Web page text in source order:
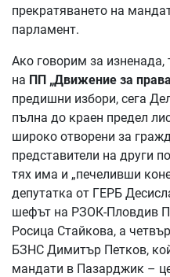
прекратяването на
парламент.
Ако говорим за изненада,
на ПП „Движение за
предишни избори, сега
пълна до краен предел
широко отворени за
представители на други
тях има и „печеливши
депутатка от ГЕРБ
шефът на РЗОК-Пловдив
Росица Стайкова, а
БЗНС Димитър Петков,
мандати в Пазарджик –